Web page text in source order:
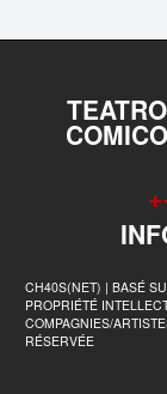
TEATRO
COMICO
CH40S(NET) | BASÉ
PROPRIÉTÉ
COMPAGNIES/
RÉSERVÉE